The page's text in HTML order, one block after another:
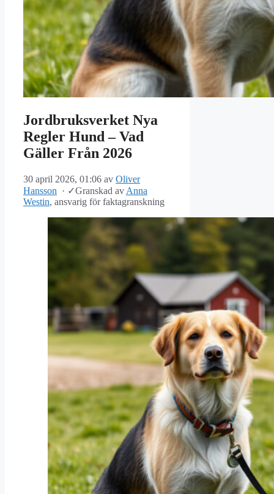
Jordbruksverket Nya
Regler Hund – Vad
Gäller Från 2026
30 april 2026, 01:06 av Oliver
Hansson
· ✓Granskad av Anna
Westin, ansvarig för faktagranskning